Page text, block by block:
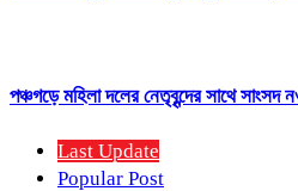
পঞ্চগড়ে মহিলা দলের নেতৃবৃন্দের সাথে সাংসদ
Last Update
Popular Post